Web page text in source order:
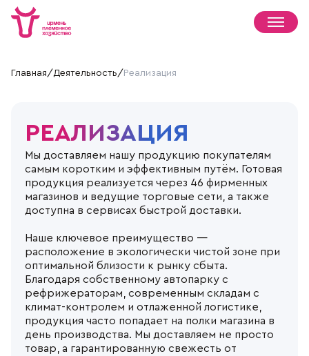
Племенное хозяйство
История
Руководство
Награды
Социальная ответственность
Музей
Контакты
Вопрос-ответ
Продукция
Племенной скот
Деятельность
Растениеводство
Животноводство
Реализация
Пресс-центр
Новости
Жизнь села
Партнерам
Документы
Файлы cookie
Политика конфиденциальности
Положение об обработке и защите персональных данных
Где купить
Фирменные магазины
Наши партнеры
Хозяйство
+7 (383) 593 43 96
Отдел продаж
+7 (383) 593 44 64
Главная/Деятельность/ Реализация
РЕАЛИЗАЦИЯ
Мы доставляем нашу продукцию покупателям
самым коротким и эффективным путём. Готовая
продукция реализуется через 46 фирменных
магазинов и ведущие торговые сети, а также
доступна в сервисах быстрой доставки.
Наше ключевое преимущество —
расположение в экологически чистой зоне при
оптимальной близости к рынку сбыта.
Благодаря собственному автопарку с
рефрижераторам, современным складам с
климат-контролем и отлаженной логистике,
продукция часто попадает на полки магазина в
день производства. Мы доставляем не просто
товар, а гарантированную свежесть от